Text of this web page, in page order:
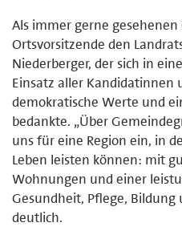
Als immer gerne gesehenen
Ortsvorsitzende den
Niederberger, der sich in
Einsatz aller Kandidatinnen
demokratische Werte und
bedankte. „Über
uns für eine Region ein, in
Leben leisten können: mit
Wohnungen und einer
Gesundheit, Pflege,
deutlich.